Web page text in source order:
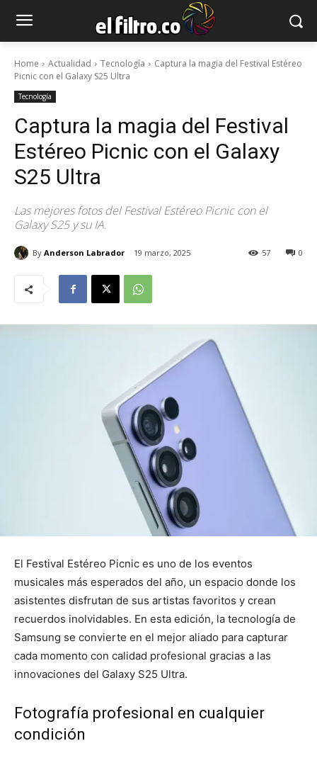
Home Actualidad Tecnología
Captura la magia del Festival Estéreo
Picnic con el Galaxy S25 Ultra
Tecnología
Captura la magia del Festival
Estéreo Picnic con el Galaxy
S25 Ultra
Las mejores fotos del Festival Estéreo Picnic con el
Galaxy S25 y su IA.
By Anderson Labrador 19 marzo, 2025 0
57
El Festival Estéreo Picnic es uno de los eventos
musicales más esperados del año, un espacio donde los
asistentes disfrutan de sus artistas favoritos y crean
recuerdos inolvidables. En esta edición, la tecnología de
Samsung se convierte en el mejor aliado para capturar
cada momento con calidad profesional gracias a las
innovaciones del Galaxy S25 Ultra.
Fotografía profesional en cualquier
condición